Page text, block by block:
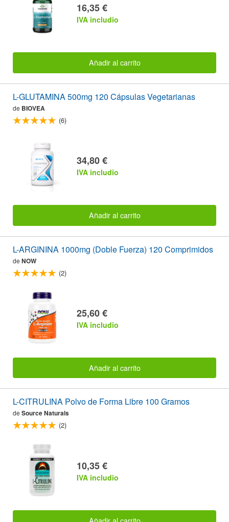
16,35 €
IVA includio
Añadir al carrito
L-GLUTAMINA 500mg 120 Cápsulas Vegetarianas
de BIOVEA
(6)
34,80 €
IVA includio
Añadir al carrito
L-ARGININA 1000mg (Doble Fuerza) 120 Comprimidos
de NOW
(2)
25,60 €
IVA includio
Añadir al carrito
L-CITRULINA Polvo de Forma Libre 100 Gramos
de Source Naturals
(2)
10,35 €
IVA includio